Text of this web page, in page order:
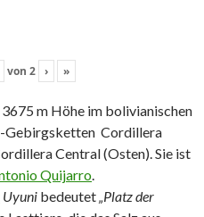
von 2 › »
m Höhe im bolivianischen
Gebirgsketten Cordillera
Central (Osten). Sie ist
Quijarro
Uyuni bedeutet „Platz der